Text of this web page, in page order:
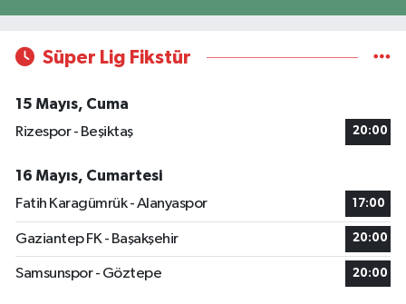
Süper Lig Fikstür
15 Mayıs, Cuma
Rizespor - Beşiktaş
20:00
16 Mayıs, Cumartesi
Fatih Karagümrük - Alanyaspor
17:00
Gaziantep FK - Başakşehir 20:00
Samsunspor - Göztepe 20:00